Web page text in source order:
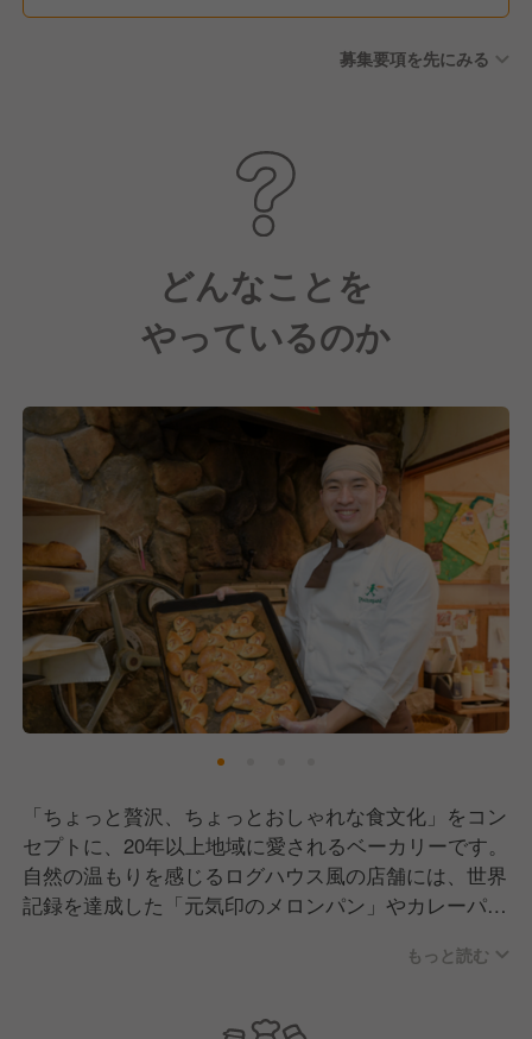
前・産後休暇、育児休暇、介
暇３日 女性の育児休業100％
取得はもちろん、男性の育児
休業も推進し2019年度は
100％となりました。復帰後
も、時短勤務等をしながら、
培ったキャリアを活かし活躍
する女性が多数います。
募集要項を先にみる
どんなことを
やっているのか
「ちょっと贅沢、ちょっとおしゃれな食文化」をコン
セプトに、20年以上地域に愛されるベーカリーです。
自然の温もりを感じるログハウス風の店舗には、世界
記録を達成した「元気印のメロンパン」やカレーパン
の人気商品の他、季節限定や新商品など80-100種類の
お客様の笑顔が見られ、やりがいに繋がっています。
もっと読む